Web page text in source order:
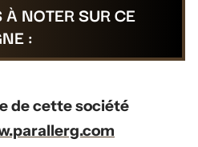
NOTER SUR CE
:
de cette société